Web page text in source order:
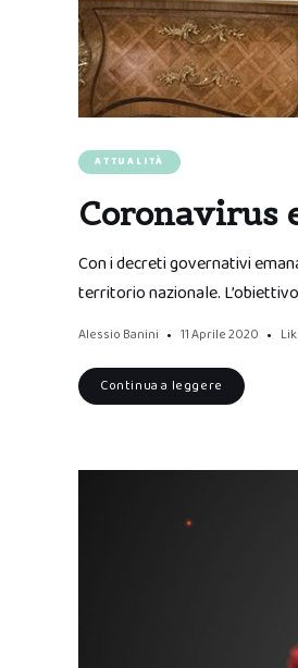
ATTUALITÀ
Coronavirus
Con i decreti governativi
territorio nazionale.
Alessio Banini 11 Aprile 2020
Continua a leggere